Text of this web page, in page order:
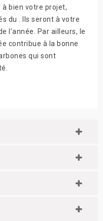
à bien votre projet,
du . Ils seront à votre
l’année. Par ailleurs, le
contribue à la bonne
qui sont